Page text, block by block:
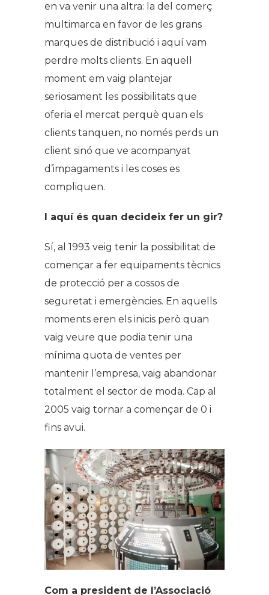
en va venir una altra: la del comerç
multimarca en favor de les grans
marques de distribució i aquí vam
perdre molts clients. En aquell
moment em vaig plantejar
seriosament les possibilitats que
oferia el mercat perquè quan els
clients tanquen, no només perds un
client sinó que ve acompanyat
d’impagaments i les coses es
compliquen.
I aquí és quan decideix fer un gir?
Sí, al 1993 veig tenir la possibilitat de
començar a fer equipaments tècnics
de protecció per a cossos de
seguretat i emergències. En aquells
moments eren els inicis però quan
vaig veure que podia tenir una
mínima quota de ventes per
mantenir l’empresa, vaig abandonar
totalment el sector de moda. Cap al
2005 vaig tornar a començar de 0 i
fins avui.
Com a president de l’Associació